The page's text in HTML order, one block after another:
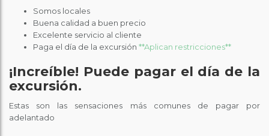
Somos locales
Buena calidad a buen precio
Excelente servicio al cliente
Paga el día de la excursión **Aplican restricciones**
¡Increíble! Puede pagar el día de la
excursión.
Estas son las sensaciones más comunes de pagar por
adelantado